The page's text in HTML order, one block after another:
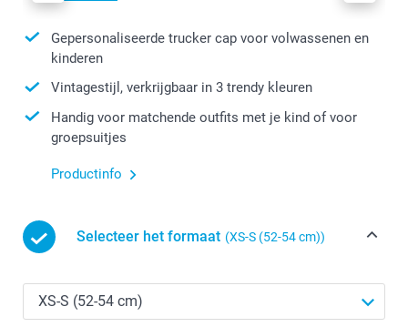
Gepersonaliseerde trucker cap voor volwassenen en
kinderen
Vintagestijl, verkrijgbaar in 3 trendy kleuren
Handig voor matchende outfits met je kind of voor
groepsuitjes
Productinfo
Selecteer het formaat (XS-S (52-54 cm))